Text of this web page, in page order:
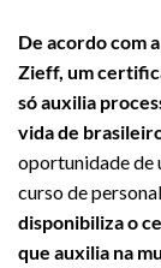
De acordo com
Zieff, um
só auxilia
vida de
oportunidade de
curso de
disponibiliza o
que auxilia na